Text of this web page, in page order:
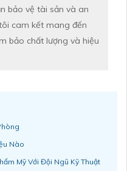
bảo vệ tài sản và an
cam kết mang đến
bảo chất lượng và hiệu
Nào
Mỹ Với Đội Ngũ Kỹ Thuật